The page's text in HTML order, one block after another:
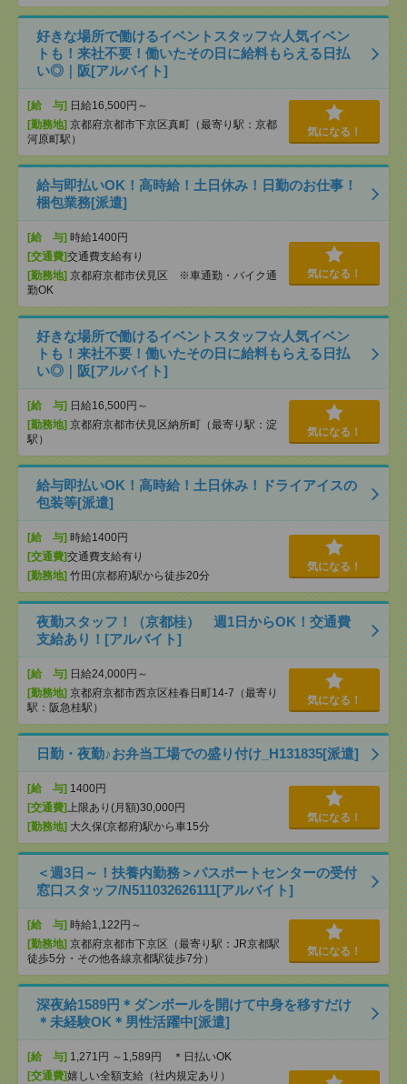
好きな場所で働けるイベントスタッフ☆人気イベン
トも！来社不要！働いたその日に給料もらえる日払
い◎｜阪[アルバイト]
[給 与] 日給16,500円～
[勤務地] 京都府京都市下京区真町（最寄り駅：京都
河原町駅）
気になる！
給与即払いOK！高時給！土日休み！日勤のお仕事！
梱包業務[派遣]
[給 与] 時給1400円
[交通費]交通費支給有り
[勤務地] 京都府京都市伏見区 ※車通勤・バイク通
勤OK
気になる！
好きな場所で働けるイベントスタッフ☆人気イベン
トも！来社不要！働いたその日に給料もらえる日払
い◎｜阪[アルバイト]
[給 与] 日給16,500円～
[勤務地] 京都府京都市伏見区納所町（最寄り駅：淀
駅）
気になる！
給与即払いOK！高時給！土日休み！ドライアイスの
包装等[派遣]
[給 与] 時給1400円
[交通費]交通費支給有り
[勤務地] 竹田(京都府)駅から徒歩20分
気になる！
夜勤スタッフ！（京都桂） 週1日からOK！交通費
支給あり！[アルバイト]
[給 与] 日給24,000円～
[勤務地] 京都府京都市西京区桂春日町14-7（最寄り
駅：阪急桂駅）
気になる！
日勤・夜勤♪お弁当工場での盛り付け_H131835[派遣]
[給 与] 1400円
[交通費] 上限あり(月額)30,000円
[勤務地] 大久保(京都府)駅から車15分
気になる！
＜週3日～！扶養内勤務＞パスポートセンターの受付
窓口スタッフ/N511032626111[アルバイト]
[給 与] 時給1,122円～
[勤務地] 京都府京都市下京区（最寄り駅：JR京都駅
徒歩5分・その他各線京都駅徒歩7分）
気になる！
深夜給1589円＊ダンボールを開けて中身を移すだけ
＊未経験OK＊男性活躍中[派遣]
[給 与] 1,271円 ～1,589円 ＊日払いOK
[交通費]嬉しい全額支給（社内規定あり）